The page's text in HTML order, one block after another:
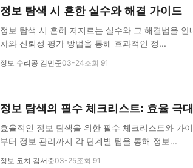
정보 탐색 시 흔한 실수와 해결 가이드
정보 탐색 시 흔히 저지르는 실수와 그 해결법을
차와 신뢰성 평가 방법을 통해 효과적인 정...
정보 수리공 김민준03-24조회 91
정보 탐색의 필수 체크리스트: 효율 극
효율적인 정보 탐색을 위한 필수 체크리스트와 가
부터 정보 관리까지 각 단계별 팁을 통해 정보...
정보 코치 김서준03-25조회 91